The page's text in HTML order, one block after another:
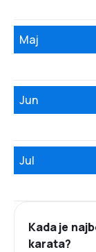
Maj
Jun
Jul
Kada je
karata?